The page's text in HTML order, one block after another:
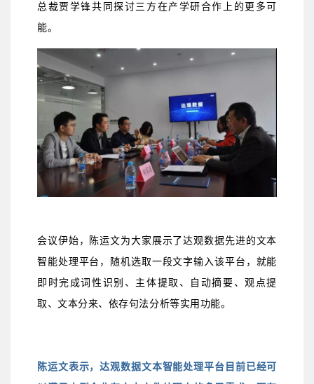
总裁贾学锋共同探讨三方在产学研合作上的更多可
能。
会议伊始，陈运文为大家展示了达观数据先进的文本
智能处理平台，随机选取一段文字输入该平台，就能
即时完成词性识别、主体提取、自动摘要、观点提
取、文本分来、依存句法分析等实用功能。
陈运文表示，达观数据文本智能处理平台目前已经可